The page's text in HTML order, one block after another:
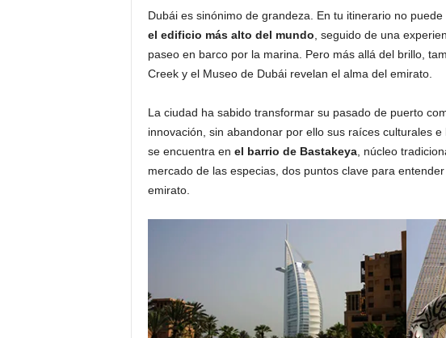
Dubái es sinónimo de grandeza. En tu itinerario no
el edificio más alto del mundo , seguido de una
paseo en barco por la marina. Pero más allá del brillo,
Creek y el Museo de Dubái revelan el alma del emirato.
La ciudad ha sabido transformar su pasado de puerto
innovación, sin abandonar por ello sus raíces culturales
se encuentra en el barrio de Bastakeya, núcleo
mercado de las especias, dos puntos clave para
emirato.